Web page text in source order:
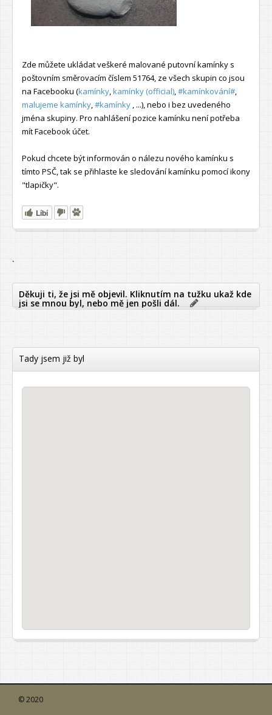
Zde můžete ukládat veškeré malované putovní kamínky s
poštovním směrovacím číslem 51764, ze všech skupin co jsou
na Facebooku (kamínky kamínky (official) #kamínkování#
malujeme kamínky #kamínky , ...), nebo i bez uvedeného
jména skupiny. Pro nahlášení pozice kamínku není potřeba
mít Facebook účet.
Pokud chcete být informován o nálezu nového kamínku s
tímto PSČ, tak se přihlaste ke sledování kamínku pomocí ikony
"tlapičky".
Líbí
`
Děkuji ti, že jsi mě objevil. Kliknutím na tužku ukaž kde
jsi se mnou byl, nebo mě jen pošli dál.
Tady jsem již byl
© 2020